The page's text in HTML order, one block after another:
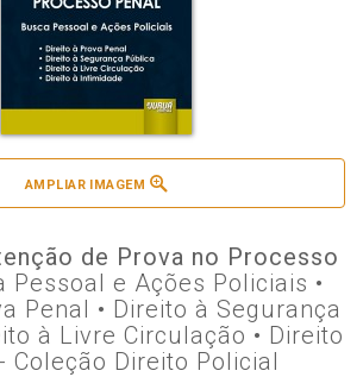
AMPLIAR IMAGEM
de Prova no Processo
Pessoal e Ações Policiais •
Penal • Direito à Segurança
à Livre Circulação • Direito
Coleção Direito Policial